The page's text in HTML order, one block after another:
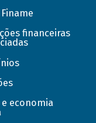
Finame
financeiras
e economia